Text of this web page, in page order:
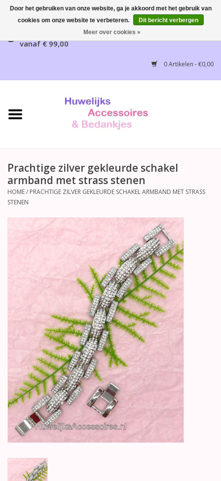
Gratis verzending mogelijk, NL vanaf € 65,00, België
vanaf € 99,00
0 Artikelen - €0,00
Home
Bruidsaccessoires
Huwelijksreceptie
Betty Boop Huwelijk
Geboorte, Doop en
Communie
SALE
Prachtige zilver gekleurde schakel
armband met strass stenen
HOME/ PRACHTIGE ZILVER GEKLEURDE SCHAKEL ARMBAND MET STRASS
STENEN
Door het gebruiken van onze website, ga je akkoord met het gebruik van
cookies om onze website te verbeteren.
Dit bericht verbergen
Meer over cookies »